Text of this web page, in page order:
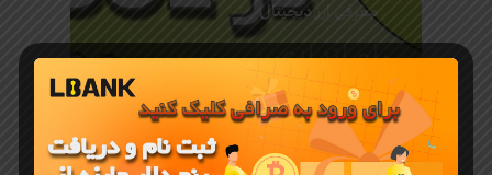
معرفی ارز دیجیتال
راه‌ اندازی
معاملات
فیوچرز